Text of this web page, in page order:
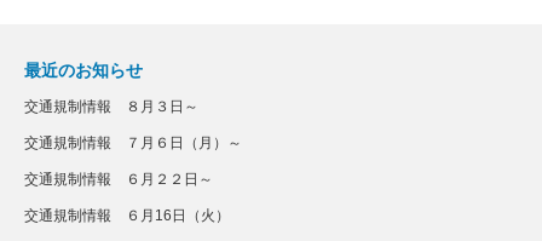
最近のお知らせ
交通規制情報 ８月３日～
交通規制情報 ７月６日（月）～
交通規制情報 ６月２２日～
交通規制情報 ６月16日（火）